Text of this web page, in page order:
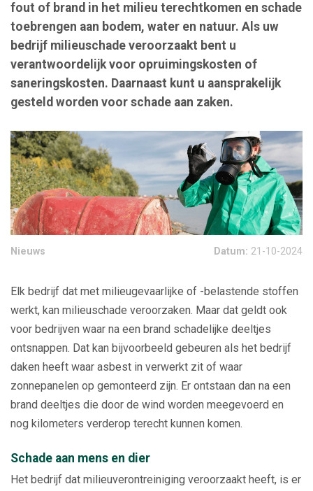
fout of brand in het milieu terechtkomen en schade
toebrengen aan bodem, water en natuur. Als uw
bedrijf milieuschade veroorzaakt bent u
verantwoordelijk voor opruimingskosten of
saneringskosten. Daarnaast kunt u aansprakelijk
gesteld worden voor schade aan zaken.
Nieuws Datum: 21-10-2024
Elk bedrijf dat met milieugevaarlijke of -belastende stoffen
werkt, kan milieuschade veroorzaken. Maar dat geldt ook
voor bedrijven waar na een brand schadelijke deeltjes
ontsnappen. Dat kan bijvoorbeeld gebeuren als het bedrijf
daken heeft waar asbest in verwerkt zit of waar
zonnepanelen op gemonteerd zijn. Er ontstaan dan na een
brand deeltjes die door de wind worden meegevoerd en
nog kilometers verderop terecht kunnen komen.
Schade aan mens en dier
Het bedrijf dat milieuverontreiniging veroorzaakt heeft, is er